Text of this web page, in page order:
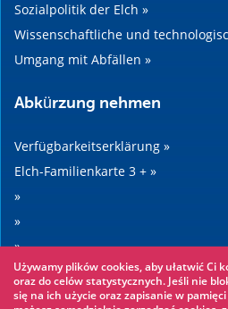
Sozialpolitik der Elch »
Wissenschaftliche und
Umgang mit Abfällen »
Abkürzung nehmen
Verfügbarkeitserklärung »
Elch-Familienkarte 3 + »
»
»
»
»
Używamy plików cookies, aby ułatwić Ci
oraz do celów statystycznych. Jeśli nie
się na ich użycie oraz zapisanie w